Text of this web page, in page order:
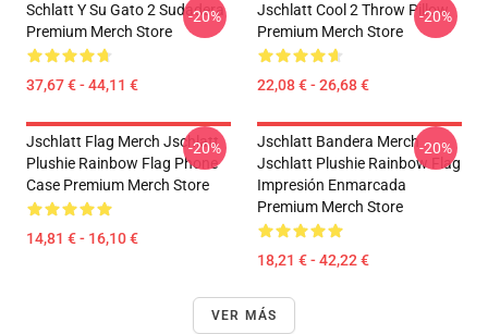
Schlatt Y Su Gato 2 Sudadera
Premium Merch Store
37,67 € - 44,11 €
-20%
Jschlatt Cool 2 Throw Pillow
Premium Merch Store
22,08 € - 26,68 €
-20%
Jschlatt Flag Merch Jschlatt
Plushie Rainbow Flag Phone
Case Premium Merch Store
14,81 € - 16,10 €
-20%
Jschlatt Bandera Merch
Jschlatt Plushie Rainbow Flag
Impresión Enmarcada
Premium Merch Store
18,21 € - 42,22 €
-20%
VER MÁS